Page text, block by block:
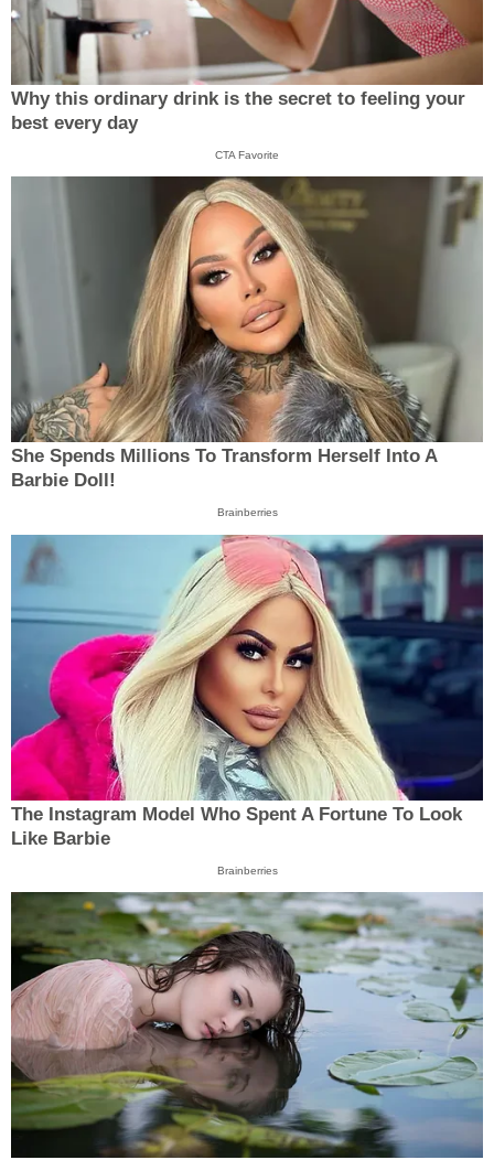
Why this ordinary drink is the secret to feeling your
best every day
CTA Favorite
She Spends Millions To Transform Herself Into A
Barbie Doll!
Brainberries
The Instagram Model Who Spent A Fortune To Look
Like Barbie
Brainberries